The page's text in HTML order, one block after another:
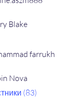
Blake
farrukh
Nova
(83)